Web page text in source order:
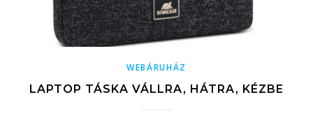
WEBÁRUHÁZ
LAPTOP TÁSKA VÁLLRA, HÁTRA, KÉZBE